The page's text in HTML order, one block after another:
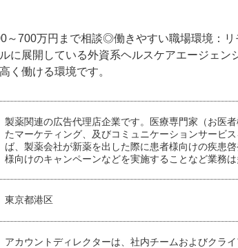
700万円まで相談◎働きやすい職場環境：リ
に展開している外資系ヘルスケアエージェン
く働ける環境です。
製薬関連の広告代理店企業です。医療専門家（お医
たマーケティング、及びコミュニケーションサービ
ば、製薬会社が新薬を出した際に患者様向けの疾患
様向けのキャンペーンなどを実施することなど業務は
東京都港区
アカウントディレクターは、社内チームおよびクラ